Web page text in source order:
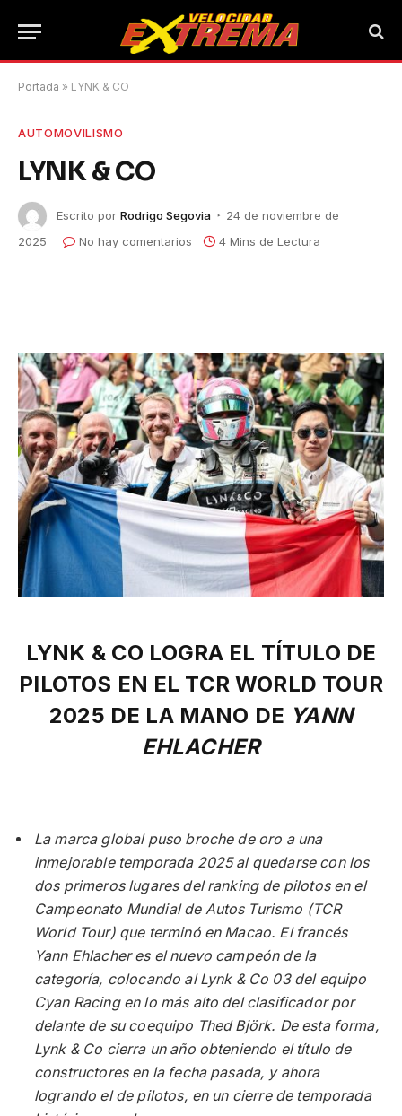
Portada » LYNK & CO
AUTOMOVILISMO
LYNK & CO
Escrito por Rodrigo Segovia
24 de noviembre de
2025
No hay comentarios 4 Mins de Lectura
LYNK & CO LOGRA EL TÍTULO DE
PILOTOS EN EL TCR WORLD TOUR
2025 DE LA MANO DE YANN
EHLACHER
La marca global puso broche de oro a una
inmejorable temporada 2025 al quedarse con los
dos primeros lugares del ranking de pilotos en el
Campeonato Mundial de Autos Turismo (TCR
World Tour) que terminó en Macao. El francés
Yann Ehlacher es el nuevo campeón de la
categoría, colocando al Lynk & Co 03 del equipo
Cyan Racing en lo más alto del clasificador por
delante de su coequipo Thed Björk. De esta forma,
Lynk & Co cierra un año obteniendo el título de
constructores en la fecha pasada, y ahora
logrando el de pilotos, en un cierre de temporada